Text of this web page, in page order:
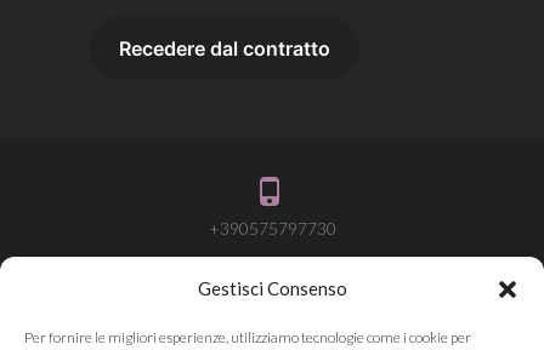
Gestisci Consenso
Per fornire le migliori esperienze, utilizziamo tecnologie come i cookie per
+390575797730